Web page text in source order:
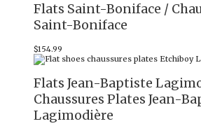
Flats Saint-Boniface /
Saint-Boniface
$154.99
Flats Jean-Baptiste
Chaussures Plates Jean-
Lagimodière